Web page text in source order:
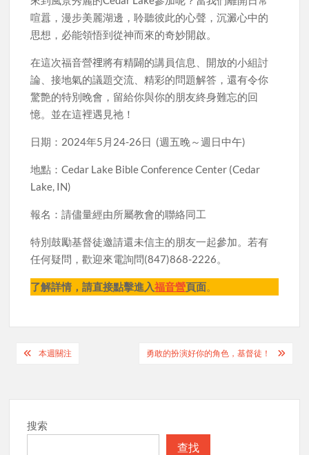
喧囂，漫步美麗湖邊，聆聽彼此的心聲，沉澱心中的
思想，必能領悟到從神而來的奇妙開啟。
在這次福音營𥚃將有精闢的講員信息、開放的小組討
論、接地氣的議題交流、精彩的問題解答，還有令你
驚艶的特別晚會，留給你與你的朋友終身難忘的回
憶。並在這裡遇見祂！
日期：2024年5月24-26日 (週五晚～週日中午)
地點：Cedar Lake Bible Conference Center (Cedar
Lake, IN)
報名：請儘量經由所屬教會的聯絡同工
特別鼓勵基督徒邀請還未信主的朋友一起參加。若有
任何疑問，歡迎來電詢問(847)868-2226。
了解詳情，請直接點擊進入福音營頁面。
Post本週關注 勇敢的扮演好你的角色，基督徒！
搜索
查找